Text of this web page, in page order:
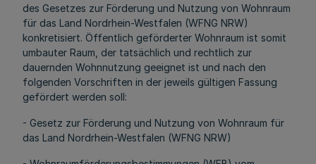
des Gesetzes zur Förderung und Nutzung von Wohnraum
für das Land Nordrhein-Westfalen (WFNG NRW)
konkretisiert. Öffentlich geförderter Wohnraum ist somit
umbauter Raum, der tatsächlich und rechtlich zur
dauernden Wohnnutzung geeignet ist und nach den
folgenden Vorschriften in der jeweils gültigen Fassung
gefördert werden soll:
- Gesetz zur Förderung und Nutzung von Wohnraum für
das Land Nordrhein-Westfalen (WFNG NRW)